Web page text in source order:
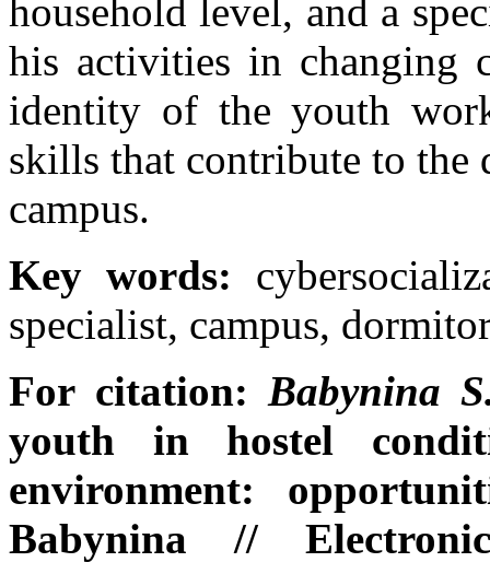
household level, and a
his activities in changing
identity of the youth
skills that contribute to
campus.
Key words:
specialist, campus,
For citation: Babynina
youth in hostel
environment:
Babynina //